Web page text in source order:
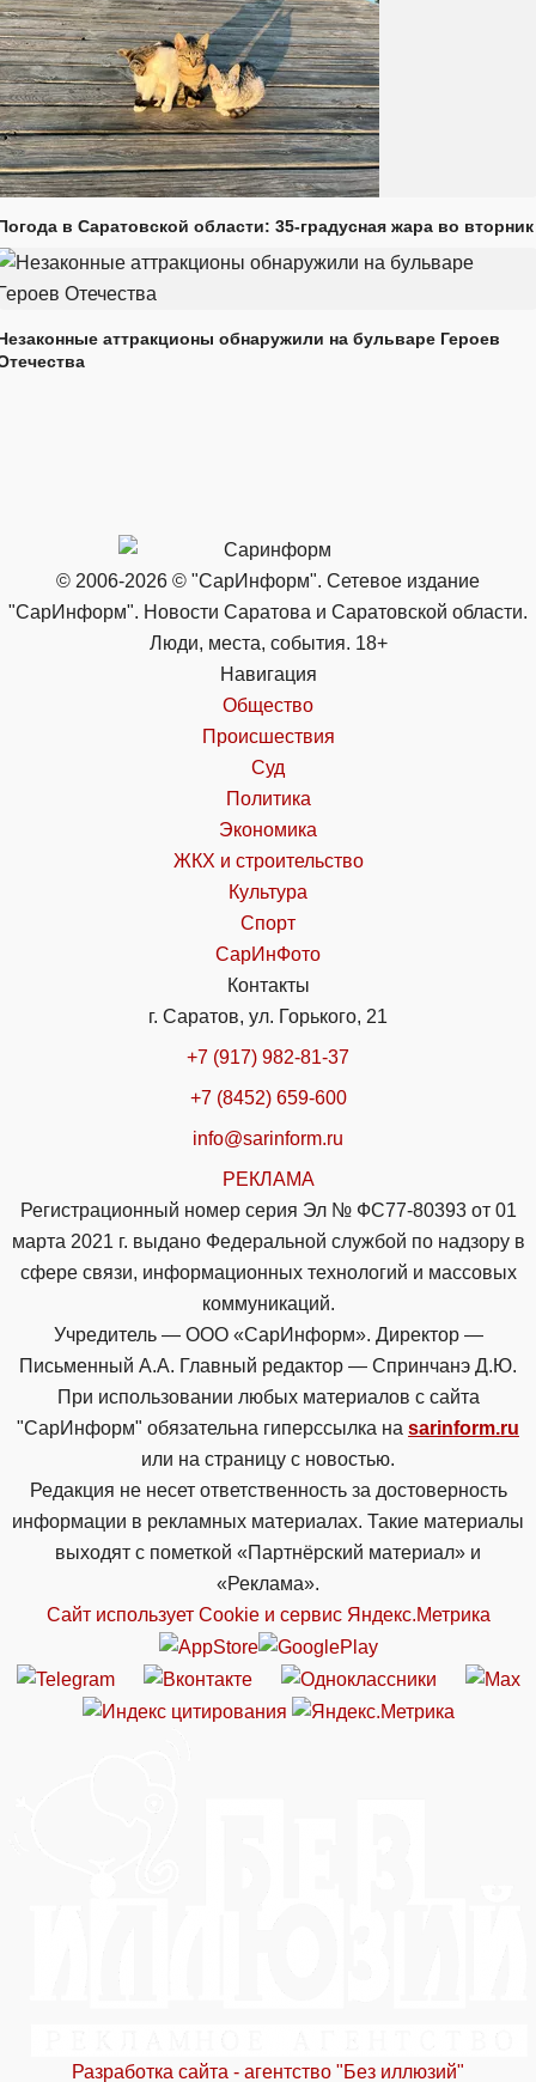
в Саратовской области: 35-градусная жара во вторник
аттракционы обнаружили на бульваре Героев
© 2006-2026 © "СарИнформ". Сетевое издание
"СарИнформ". Новости Саратова и Саратовской области.
Люди, места, события. 18+
Навигация
Общество
Происшествия
Суд
Политика
Экономика
ЖКХ и строительство
Культура
Спорт
СарИнФото
Контакты
г. Саратов, ул. Горького, 21
+7 (917) 982-81-37
+7 (8452) 659-600
info@sarinform.ru
РЕКЛАМА
Регистрационный номер серия Эл № ФС77-80393 от 01
марта 2021 г. выдано Федеральной службой по надзору в
сфере связи, информационных технологий и массовых
коммуникаций.
Учредитель — ООО «СарИнформ». Директор —
Письменный А.А. Главный редактор — Спринчанэ Д.Ю.
При использовании любых материалов с сайта
"СарИнформ" обязательна гиперссылка на sarinform.ru
или на страницу с новостью.
Редакция не несет ответственность за достоверность
информации в рекламных материалах. Такие материалы
выходят с пометкой «Партнёрский материал» и
«Реклама».
Сайт использует Cookie и сервиc Яндекс.Метрика
Разработка сайта - агентство "Без иллюзий"